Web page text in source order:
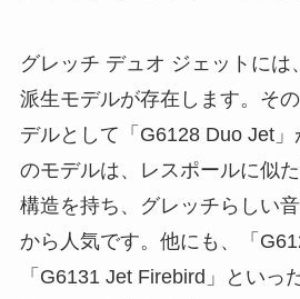
グレッチ デュオ ジェットには
派生モデルが存在します。そ
デルとして「G6128 Duo Jet」
のモデルは、レスポールに似
構造を持ち、グレッチらしい
から人気です。他にも、「
「G6131 Jet Firebird」といっ